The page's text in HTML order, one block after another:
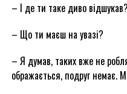
– І де ти таке диво відшукав?
– Що ти маєш на увазі?
– Я думав, таких вже не
ображається, подруг немає.